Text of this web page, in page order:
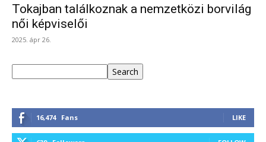
Tokajban találkoznak a nemzetközi borvilág
női képviselői
2025. ápr 26.
Search
16,474 Fans LIKE